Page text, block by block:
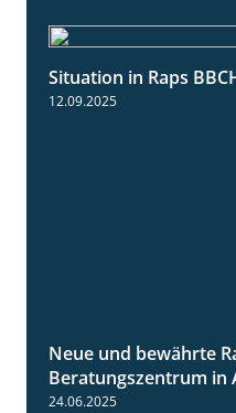
Situation in Raps
12.09.2025
Neue und bewährte
Beratungszentrum in
24.06.2025